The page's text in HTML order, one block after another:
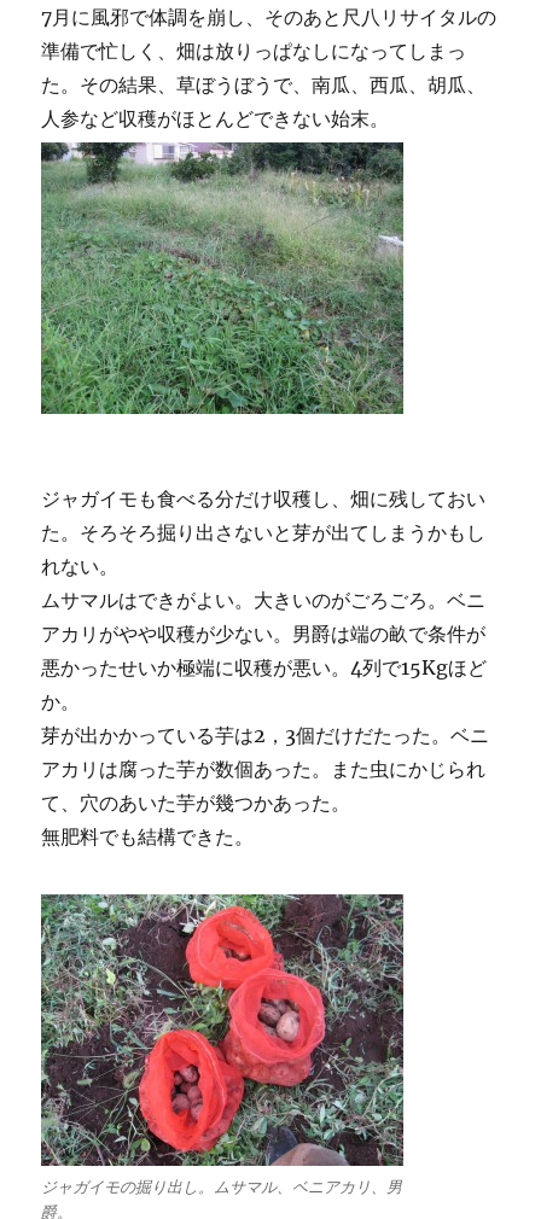
7月に風邪で体調を崩し、そのあと尺八リサイタルの
準備で忙しく、畑は放りっぱなしになってしまっ
た。その結果、草ぼうぼうで、南瓜、西瓜、胡瓜、
人参など収穫がほとんどできない始末。
ジャガイモも食べる分だけ収穫し、畑に残しておい
た。そろそろ掘り出さないと芽が出てしまうかもし
れない。
ムサマルはできがよい。大きいのがごろごろ。ベニ
アカリがやや収穫が少ない。男爵は端の畝で条件が
悪かったせいか極端に収穫が悪い。4列で15Kgほど
か。
芽が出かかっている芋は2，3個だけだたった。ベニ
アカリは腐った芋が数個あった。また虫にかじられ
て、穴のあいた芋が幾つかあった。
無肥料でも結構できた。
ジャガイモの掘り出し。ムサマル、ベニアカリ、男
爵。